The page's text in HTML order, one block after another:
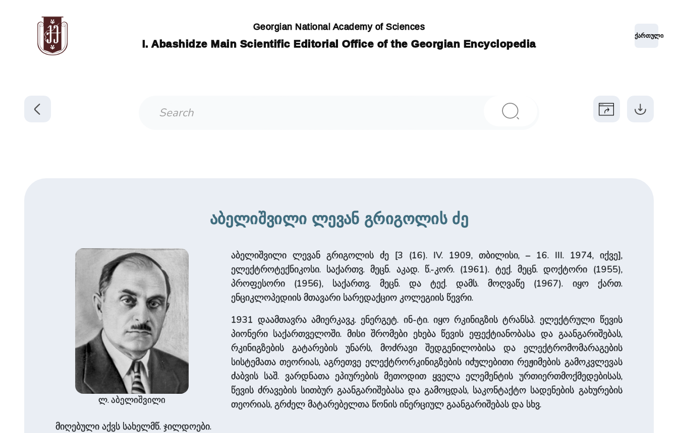
Georgian National Academy of Sciences
I. Abashidze Main Scientific Editorial Office of the Georgian Encyclopedia
ქართული
აბელიშვილი ლევან გრიგოლის ძე
ლ. აბელიშვილი
აბელიშვილი ლევან გრიგოლის ძე [3 (16). IV. 1909, თბილისი, – 16. III. 1974, იქვე],
ელექტროტექნიკოსი. საქართვ. მეცნ. აკად. წ.-კორ. (1961). ტექ. მეცნ. დოქტორი (1955),
პროფესორი (1956), საქართვ. მეცნ. და ტექ. დამს. მოღვაწე (1967). იყო ქართ.
ენციკლოპედიის მთავარი სარედაქციო კოლეგიის წევრი.
1931 დაამთავრა ამიერკავკ. ენერგეტ. ინ-ტი. იყო რკინიგზის ტრანსპ. ელექტრული წევის
პიონერი საქართველოში. მისი შრომები ეხება წევის ეფექტიანობასა და გაანგარიშებას,
რკინიგზების გატარების უნარს, მოძრავი შედგენილობისა და ელექტრომომარაგების
სისტემათა თეორიას, აგრეთვე ელექტრორკინიგზების იძულებითი რეჟიმების გამოკვლევას
ძაბვის საშ. ვარდნათა ეპიურების მეთოდით ყველა ელემენტის ურთიერთმოქმედებისას,
წევის ძრავების სითბურ გაანგარიშებასა და გამოცდას, საკონტაქტო სადენების გახურების
თეორიას, გრძელ მატარებელთა წონის ინერციულ გაანგარიშებას და სხვ.
მიღებული აქვს სახელმწ. ჯილდოები.